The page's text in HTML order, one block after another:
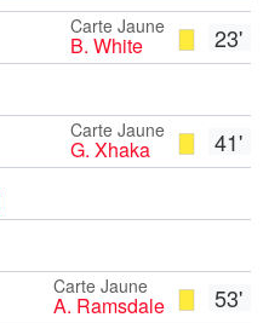
23'
Carte Jaune
B. White
41'
Carte Jaune
G. Xhaka
53'
Carte Jaune
A. Ramsdale